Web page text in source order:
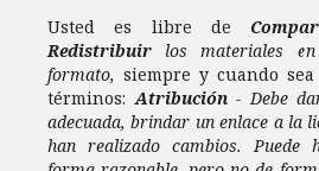
Usted es libre de
Redistribuir los materiales
formato, siempre y cuando
términos:Atribución- Debe
adecuada, brindar un enlace a la
han realizado cambios. Puede